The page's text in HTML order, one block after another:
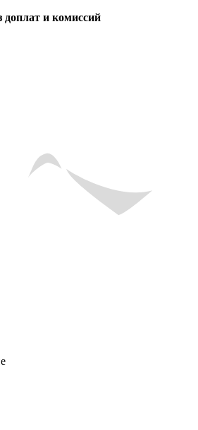
доплат и комиссий